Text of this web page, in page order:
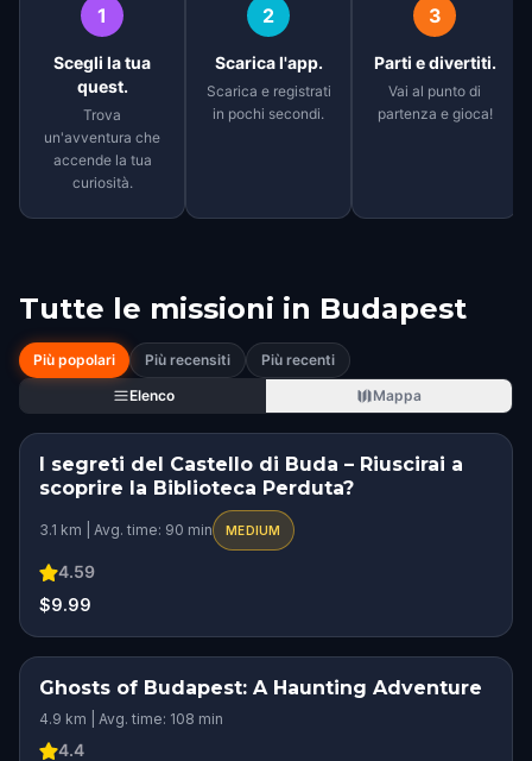
1
Scegli la tua
quest.
Trova
un'avventura che
accende la tua
curiosità.
2
Scarica l'app.
Scarica e registrati
in pochi secondi.
3
Parti e divertiti.
Vai al punto di
partenza e gioca!
Tutte le missioni in Budapest
Più popolari Più recensiti
Più recenti
Elenco
Mappa
STEP INTO THE STORY
I segreti del Castello di Buda – Riuscirai a
scoprire la Biblioteca Perduta?
3.1 km | Avg. time: 90 min MEDIUM
4.59
$9.99
Ghosts of Budapest: A Haunting Adventure
4.9 km | Avg. time: 108 min
4.4